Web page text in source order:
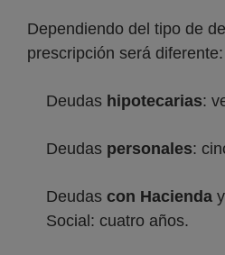
Dependiendo del tipo de
prescripción será diferente:
Deudas hipotecarias:
Deudas personales:
Deudas con Hacienda
Social: cuatro años.